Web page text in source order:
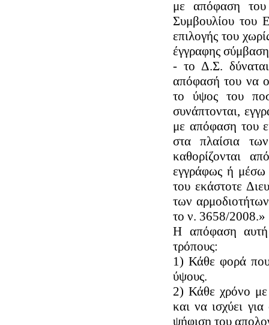
με απόφαση του
Συμβουλίου του
επιλογής του
έγγραφης
- το Δ.Σ.
απόφασή του να
το ύψος του
συνάπτονται,
με απόφαση του
στα πλαίσια
καθορίζονται
εγγράφως ή μέσω
του εκάστοτε
των
το ν. 3658/2008.»
Η απόφαση αυτή
τρόπους:
1) Κάθε φορά που
ύψους.
2) Κάθε χρόνο
και να ισχύει
ψήφιση του